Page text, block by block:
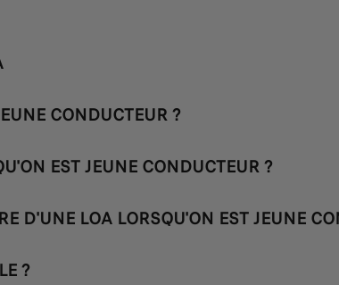
CONDUCTEUR ?
EST JEUNE CONDUCTEUR ?
D'UNE LOA LORSQU'ON EST JEUNE
?